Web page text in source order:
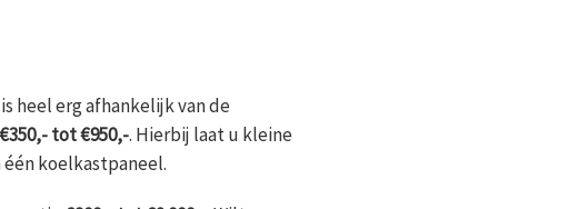
heel erg afhankelijk van de
€350,- tot €950,-. Hierbij laat u kleine
koelkastpaneel.